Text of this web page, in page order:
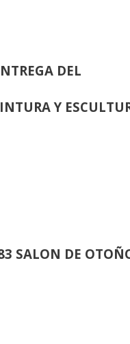
DEL
Y
SALON DE